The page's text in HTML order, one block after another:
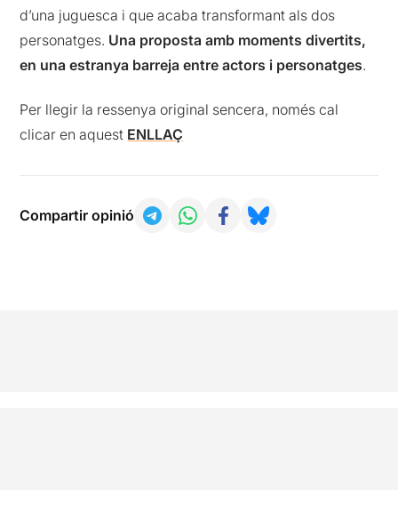
d’una juguesca i que acaba transformant als dos
personatges. Una proposta amb moments divertits,
en una estranya barreja entre actors i personatges.
Per llegir la ressenya original sencera, només cal
clicar en aquest ENLLAÇ
Compartir opinió